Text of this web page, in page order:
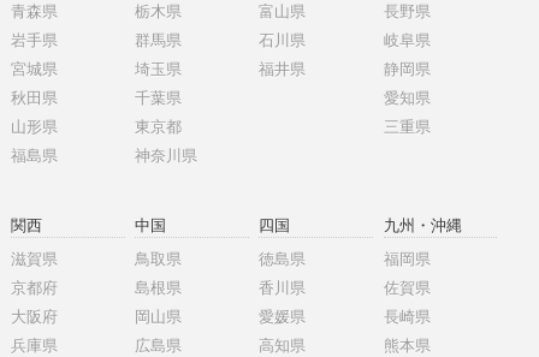
青森県
岩手県
宮城県
秋田県
山形県
福島県
栃木県
群馬県
埼玉県
千葉県
東京都
神奈川県
富山県
石川県
福井県
長野県
岐阜県
静岡県
愛知県
三重県
関西
滋賀県
京都府
大阪府
兵庫県
中国
鳥取県
島根県
岡山県
広島県
四国
徳島県
香川県
愛媛県
高知県
九州・沖縄
福岡県
佐賀県
長崎県
熊本県